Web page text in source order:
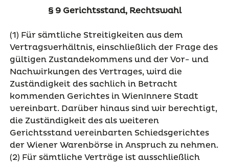
§ 9 Gerichtsstand, Rechtswahl
(1) Für sämtliche Streitigkeiten aus dem
Vertragsverhältnis, einschließlich der Frage des
gültigen Zustandekommens und der Vor- und
Nachwirkungen des Vertrages, wird die
Zuständigkeit des sachlich in Betracht
kommenden Gerichtes in WienInnere Stadt
vereinbart. Darüber hinaus sind wir berechtigt,
die Zuständigkeit des als weiteren
Gerichtsstand vereinbarten Schiedsgerichtes
der Wiener Warenbörse in Anspruch zu nehmen.
(2) Für sämtliche Verträge ist ausschließlich